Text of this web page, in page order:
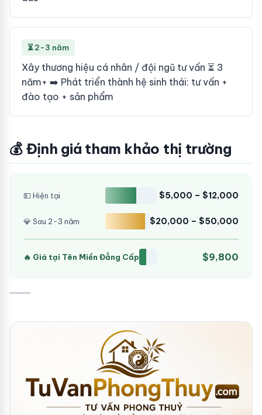
⏳ 2-3 năm
Xây thương hiệu cá nhân / đội ngũ tư vấn ⏳ 3
năm+ ➡️ Phát triển thành hệ sinh thái: tư vấn +
đào tạo + sản phẩm
💰 Định giá tham khảo thị trường
💵 Hiện tại $5,000 – $12,000
💎 Sau 2-3 năm $20,000 – $50,000
🔥 Giá tại Tên Miền Đẳng Cấp $9,800
⸻